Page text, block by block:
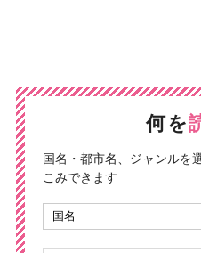
何を
国名・都市名、ジャンルを
こみできます